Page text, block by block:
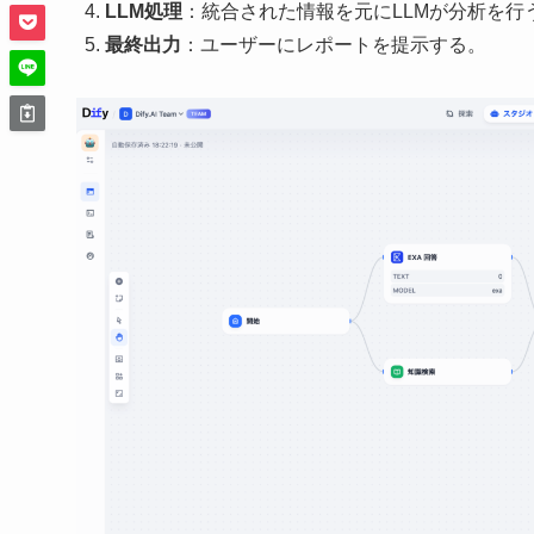
LLM処理 ：統合された情報を元にLLMが分析を行
最終出力 ：ユーザーにレポートを提示する。